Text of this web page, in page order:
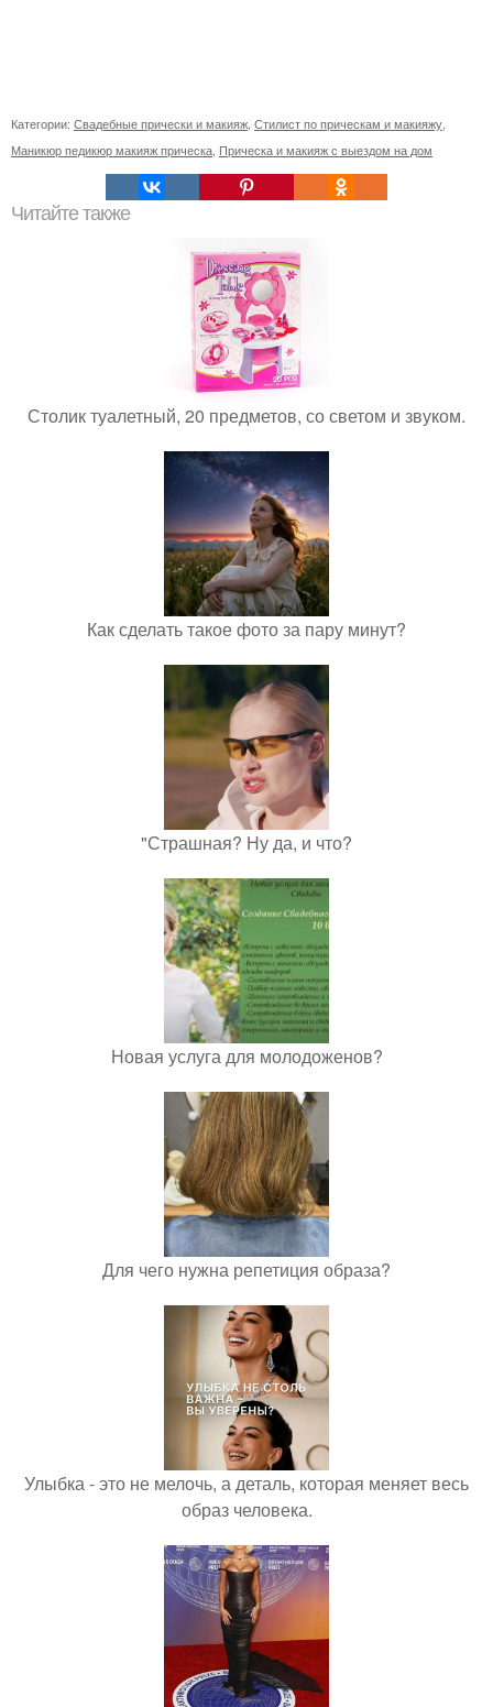
Категории: Свадебные прически и макияж, Стилист по прическам и макияжу,
Маникюр педикюр макияж прическа, Прическа и макияж с выездом на дом
Читайте также
Столик туалетный, 20 предметов, со светом и звуком.
Как сделать такое фото за пару минут?
"Страшная? Ну да, и что?
Новая услуга для молодоженов?
Для чего нужна репетиция образа?
Улыбка - это не мелочь, а деталь, которая меняет весь
образ человека.